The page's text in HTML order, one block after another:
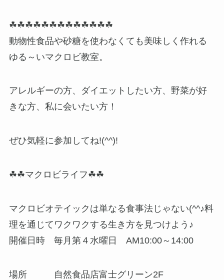
☘☘☘☘☘☘☘☘☘☘☘☘☘
動物性食品や砂糖を使わなくても美味しく作れる
ゆる～いマクロビ教室。
アレルギーの方、ダイエットしたい方、野菜が好
きな方、私に会いたい方！
ぜひ気軽に参加してね!(^^)!
☘☘マクロビライフ☘☘
マクロビオテイックは単なる食事法じゃない(^^♪料
理を通じてワクワクする生き方を見つけよう♪
開催日時 毎月第４水曜日 AM10:00～14:00
場所 自然食品店富士グリーン2F